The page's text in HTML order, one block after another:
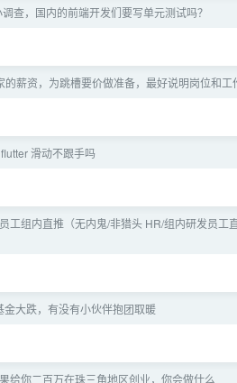
查，国内的前端开发们要写单元测试吗？
的薪资，为跳槽要价做准备，最好说明岗位和工
滑动不跟手吗
工组内直推（无内鬼/非猎头 HR/组内研发员工
金大跌，有没有小伙伴抱团取暖
给你二百万在珠三角地区创业，你会做什么